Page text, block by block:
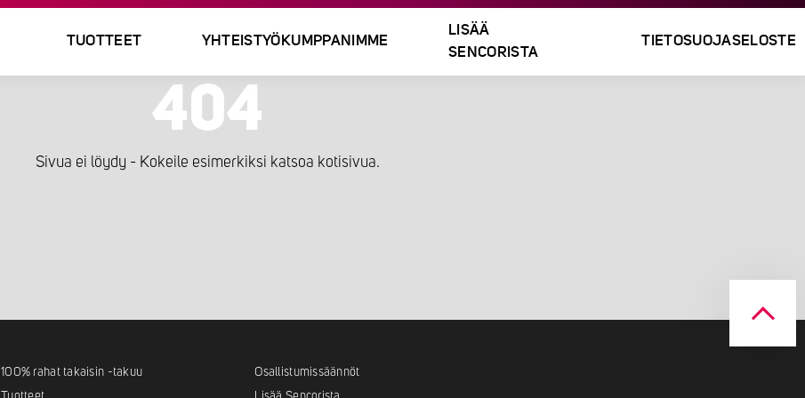
TUOTTEET YHTEISTYÖKUMPPANIMME
LISÄÄ
SENCORISTA
TIETOSUOJASELOSTE
404
Sivua ei löydy - Kokeile esimerkiksi katsoa kotisivua.
100% rahat takaisin -takuu
Osallistumissäännöt